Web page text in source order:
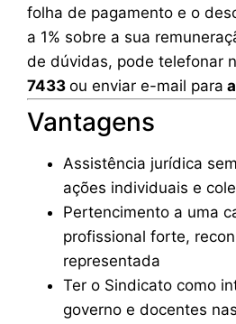
folha de pagamento e o
a 1% sobre a sua
de dúvidas, pode telefonar
7433 ou enviar e-mail para
Vantagens
Assistência jurídica
ações individuais e
Pertencimento a uma
profissional forte,
representada
Ter o Sindicato como
governo e docentes